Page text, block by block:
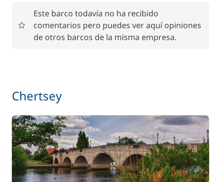
Alquiler Bicicleta - Adulto 59,50 €
/ semana
Animales de compañía
Pack ecológico 15,00 €
Paddle 77,00 €
/ semana
Este barco todavía no ha recibido
comentarios pero puedes ver aquí opiniones
de otros barcos de la misma empresa.
Chertsey